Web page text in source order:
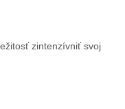
zintenzívniť svoj